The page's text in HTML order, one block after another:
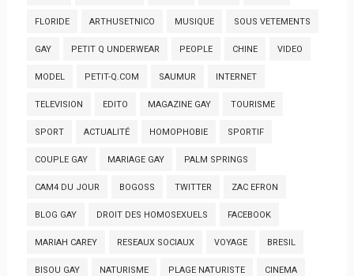
FLORIDE ARTHUSETNICO MUSIQUE SOUS VETEMENTS
GAY PETIT Q UNDERWEAR PEOPLE CHINE VIDEO
MODEL PETIT-Q.COM SAUMUR INTERNET
TELEVISION EDITO MAGAZINE GAY TOURISME
SPORT ACTUALITÉ HOMOPHOBIE SPORTIF
COUPLE GAY MARIAGE GAY PALM SPRINGS
CAM4 DU JOUR BOGOSS TWITTER ZAC EFRON
BLOG GAY DROIT DES HOMOSEXUELS FACEBOOK
MARIAH CAREY RESEAUX SOCIAUX VOYAGE BRESIL
BISOU GAY NATURISME PLAGE NATURISTE CINEMA